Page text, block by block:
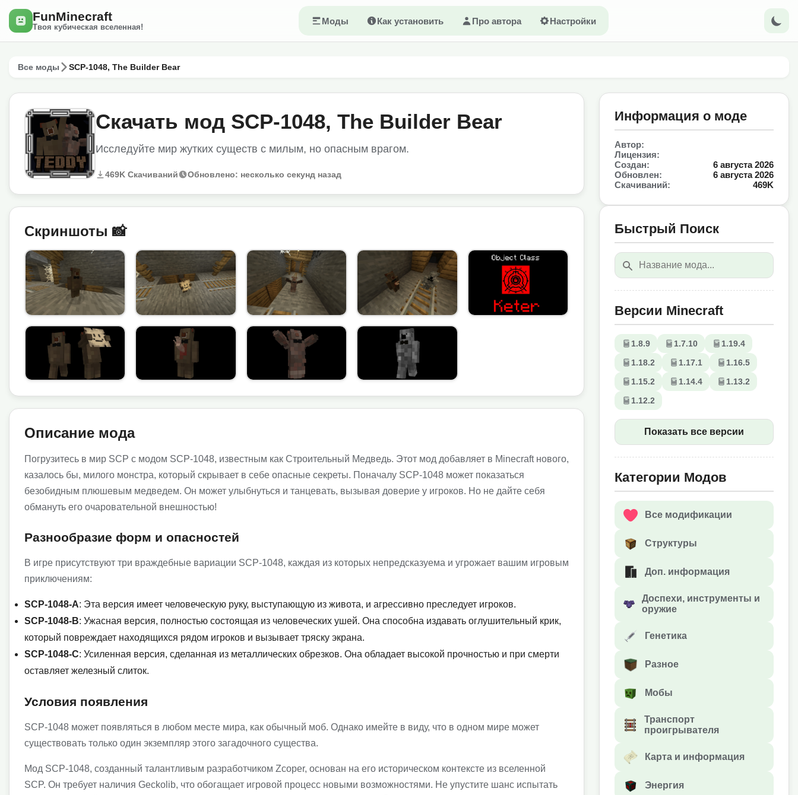
FunMinecraft
Твоя кубическая вселенная!
Моды Как установить Про автора Настройки
Все моды SCP-1048, The Builder Bear
Скачать мод SCP-1048, The Builder Bear
Исследуйте мир жутких существ с милым, но опасным врагом.
469K Скачиваний Обновлено: несколько секунд назад
Скриншоты 📸
Описание мода
Погрузитесь в мир SCP с модом SCP-1048, известным как Строительный Медведь. Этот мод добавляет в Minecraft нового,
казалось бы, милого монстра, который скрывает в себе опасные секреты. Поначалу SCP-1048 может показаться
безобидным плюшевым медведем. Он может улыбнуться и танцевать, вызывая доверие у игроков. Но не дайте себя
обмануть его очаровательной внешностью!
Разнообразие форм и опасностей
В игре присутствуют три враждебные вариации SCP-1048, каждая из которых непредсказуема и угрожает вашим игровым
приключениям:
SCP-1048-A: Эта версия имеет человеческую руку, выступающую из живота, и агрессивно преследует игроков.
SCP-1048-B: Ужасная версия, полностью состоящая из человеческих ушей. Она способна издавать оглушительный крик,
который повреждает находящихся рядом игроков и вызывает тряску экрана.
SCP-1048-C: Усиленная версия, сделанная из металлических обрезков. Она обладает высокой прочностью и при смерти
оставляет железный слиток.
Условия появления
SCP-1048 может появляться в любом месте мира, как обычный моб. Однако имейте в виду, что в одном мире может
существовать только один экземпляр этого загадочного существа.
Мод SCP-1048, созданный талантливым разработчиком Zcoper, основан на его историческом контексте из вселенной
SCP. Он требует наличия Geckolib, что обогащает игровой процесс новыми возможностями. Не упустите шанс испытать
Информация о моде
Автор:
Лицензия:
Создан:
6 августа 2026
Обновлен:
6 августа 2026
Скачиваний:
469K
Быстрый Поиск
Версии Minecraft
1.8.9 1.7.10
1.19.4
1.18.2
1.17.1
1.16.5
1.15.2
1.14.4
1.13.2
1.12.2
Показать все версии
Категории Модов
Все модификации
Структуры
Доп. информация
Доспехи, инструменты и
оружие
Генетика
Разное
Мобы
Транспорт
проигрывателя
Карта и информация
Энергия